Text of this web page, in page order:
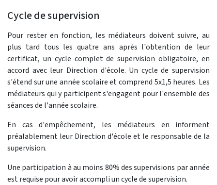
Cycle de supervision
Pour rester en fonction, les médiateurs doivent suivre, au
plus tard tous les quatre ans après l'obtention de leur
certificat, un cycle complet de supervision obligatoire, en
accord avec leur Direction d'école. Un cycle de supervision
s'étend sur une année scolaire et comprend 5x1,5 heures. Les
médiateurs qui y participent s'engagent pour l'ensemble des
séances de l'année scolaire.
En cas d'empêchement, les médiateurs en informent
préalablement leur Direction d'école et le responsable de la
supervision.
Une participation à au moins 80% des supervisions par année
est requise pour avoir accompli un cycle de supervision.